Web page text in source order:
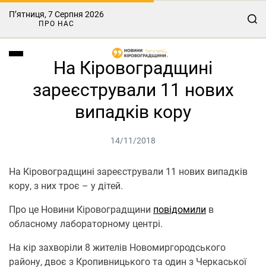
П’ятниця, 7 Серпня 2026
ПРО НАС
На Кіровоградщині
зареєстрували 11 нових
випадків кору
14/11/2018
На Кіровоградщині зареєстрували 11 нових випадків
кору, з них троє – у дітей.
Про це Новини Кіровоградщини повідомили в
обласному лабораторному центрі.
На кір захворіли 8 жителів Новомиргородського
району, двоє з Кропивницького та один з Черкаської